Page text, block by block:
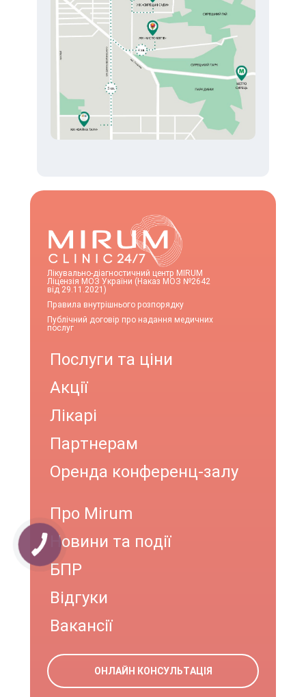
Лікувально-діагностичний центр MIRUM
Ліцензія МОЗ України (Наказ МОЗ №2642
від 29.11.2021)
Правила внутрішнього розпорядку
Публічний договір про надання медичних
послуг
Послуги та ціни
Акції
Лікарі
Партнерам
Оренда конференц-залу
Про Mirum
Новини та події
БПР
Відгуки
Вакансії
ОНЛАЙН КОНСУЛЬТАЦІЯ